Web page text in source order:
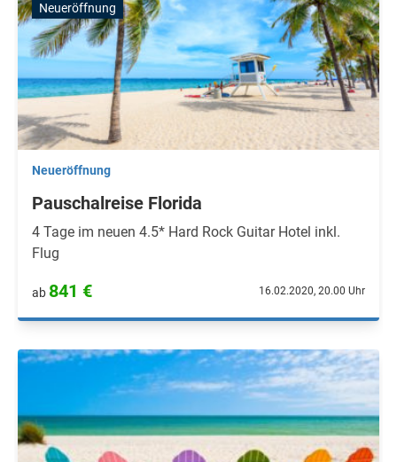
Neueröffnung
Neueröffnung
Pauschalreise Florida
4 Tage im neuen 4.5* Hard Rock Guitar Hotel inkl.
Flug
ab 841 € 16.02.2020, 20.00 Uhr